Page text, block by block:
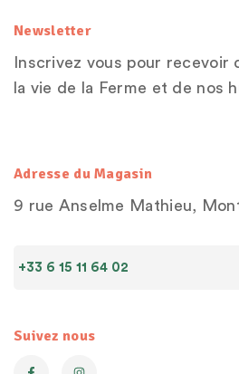
Newsletter
Inscrivez vous pour recevoir
la vie de la Ferme et de nos
Adresse du Magasin
9 rue Anselme Mathieu,
+33 6 15 11 64 02
Suivez nous